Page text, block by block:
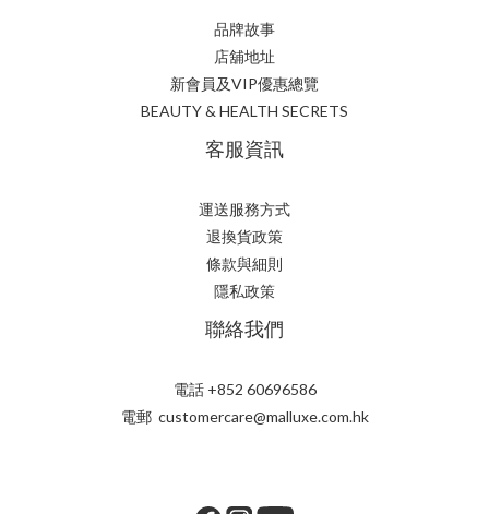
品牌故事
店舖地址
新會員及VIP優惠總覽
BEAUTY & HEALTH SECRETS
客服資訊
運送服務方式
退換貨政策
條款與細則
隱私政策
聯絡我們
電話 +852 60696586
電郵 customercare@malluxe.com.hk